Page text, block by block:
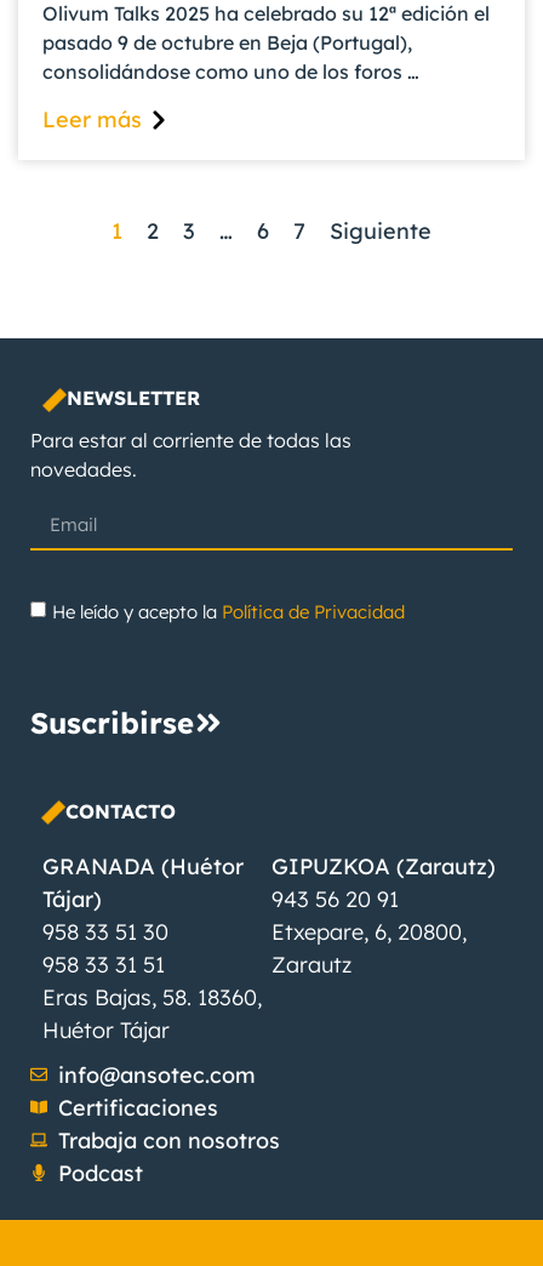
Olivum Talks 2025 ha celebrado su 12ª edición el
pasado 9 de octubre en Beja (Portugal),
consolidándose como uno de los foros …
Leer más
1 2 3 … 6 7 Siguiente
NEWSLETTER
Para estar al corriente de todas las
novedades.
He leído y acepto la Política de Privacidad
Suscribirse
CONTACTO
GRANADA (Huétor
Tájar)
958 33 51 30
958 33 31 51
Eras Bajas, 58. 18360,
Huétor Tájar
GIPUZKOA (Zarautz)
943 56 20 91
Etxepare, 6, 20800,
Zarautz
info@ansotec.com
Certificaciones
Trabaja con nosotros
Podcast